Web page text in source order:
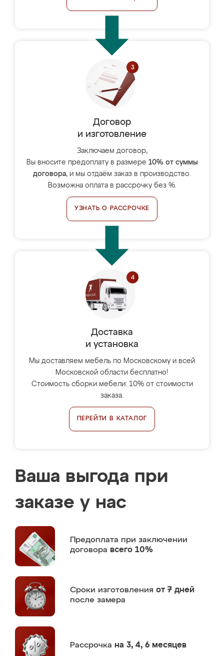
Договор
и изготовление
Заключаем договор,
Вы вносите предоплату в размере 10% от суммы
договора, и мы отдаём заказ в производство.
Возможна оплата в рассрочку без %.
УЗНАТЬ О РАССРОЧКЕ
Доставка
и установка
Мы доставляем мебель по Московскому и всей
Московской области бесплатно!
Стоимость сборки мебели: 10% от стоимости
заказа.
ПЕРЕЙТИ В КАТАЛОГ
Ваша выгода при
заказе у нас
Предоплата при заключении
договора всего 10%
Сроки изготовления от 7 дней
после замера
Рассрочка на 3, 4, 6 месяцев